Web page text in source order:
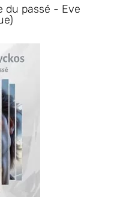
du passé - Eve